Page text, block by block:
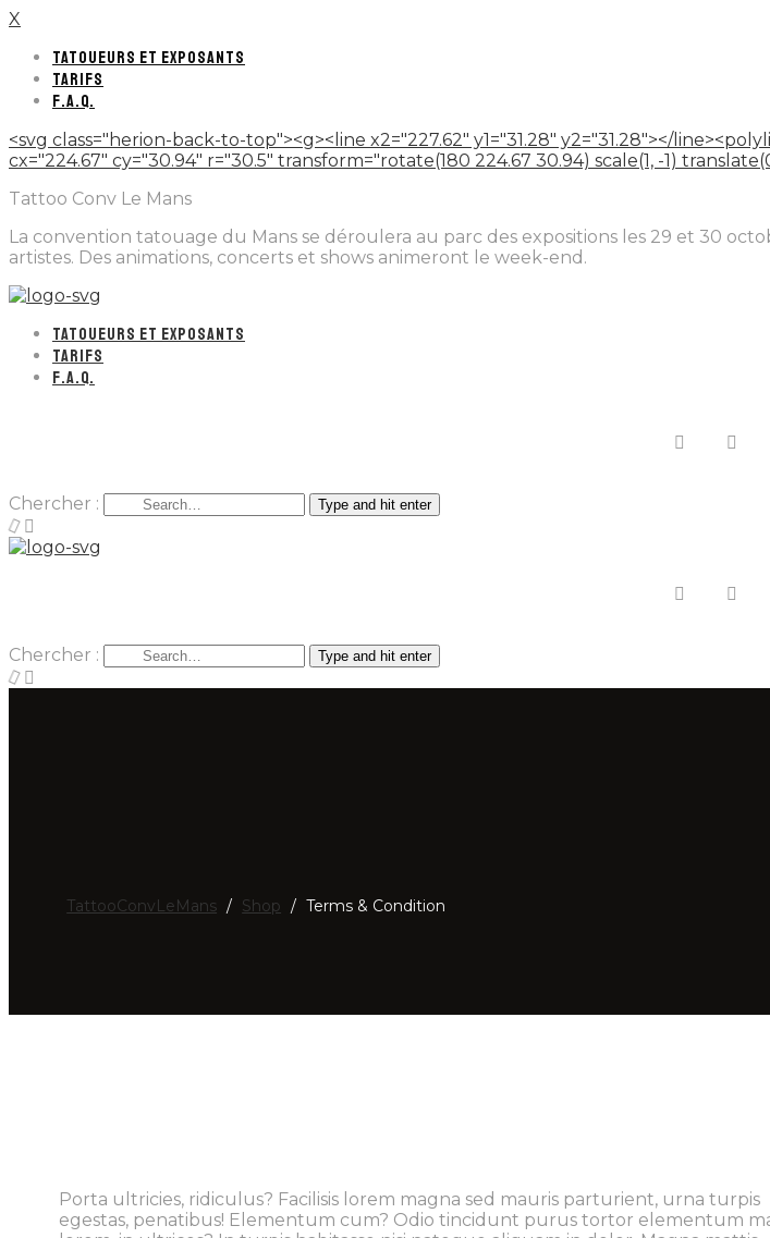
X
TATOUEURS ET EXPOSANTS
TARIFS
F.A.Q.
<svg class="herion-back-to-top"><g><line x2="227.62" y1="31.28" y2="31.28"></
cx="224.67" cy="30.94" r="30.5" transform="rotate(180 224.67 30.94) scale(1, -1)
Tattoo Conv Le Mans
La convention tatouage du Mans se déroulera au parc des expositions les 29 et 30
artistes. Des animations, concerts et shows animeront le week-end.
TATOUEURS ET EXPOSANTS
TARIFS
F.A.Q.
Chercher : Type and hit enter
Chercher : Type and hit enter
TattooConvLeMans / Shop / Terms & Condition
Porta ultricies, ridiculus? Facilisis lorem magna sed mauris parturient, urna turpis
egestas, penatibus! Elementum cum? Odio tincidunt purus tortor elementum